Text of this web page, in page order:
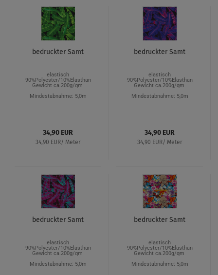
bedruckter Samt
elastisch
90%Polyester/10%Elasthan
Gewicht ca.200g/qm
Mindestabnahme: 5,0m
34,90 EUR
34,90 EUR/ Meter
bedruckter Samt
elastisch
90%Polyester/10%Elasthan
Gewicht ca.200g/qm
Mindestabnahme: 5,0m
34,90 EUR
34,90 EUR/ Meter
bedruckter Samt
elastisch
90%Polyester/10%Elasthan
Gewicht ca.200g/qm
Mindestabnahme: 5,0m
bedruckter Samt
elastisch
90%Polyester/10%Elasthan
Gewicht ca.200g/qm
Mindestabnahme: 5,0m